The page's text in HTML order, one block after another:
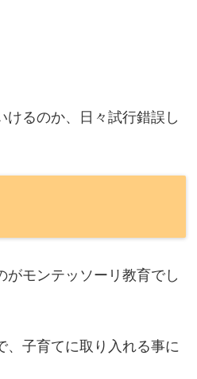
るのか、日々試行錯誤し
モンテッソーリ教育でし
、子育てに取り入れる事に